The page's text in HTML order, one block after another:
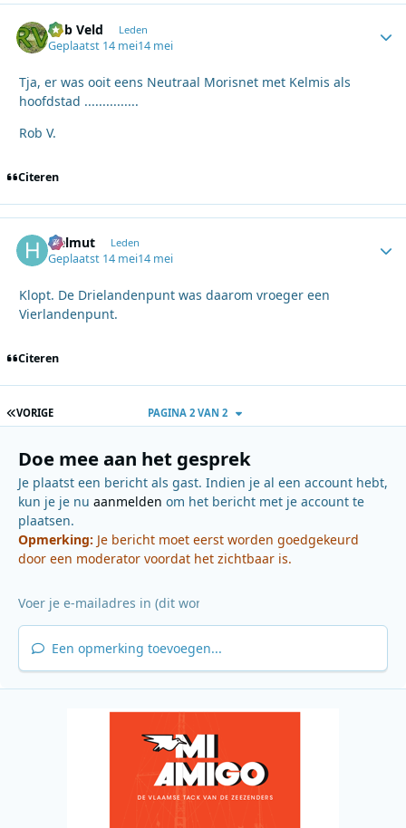
Rob Veld Leden
Geplaatst 14 mei14 mei
Tja, er was ooit eens Neutraal Morisnet met Kelmis als
hoofdstad ...............
Rob V.
Citeren
Helmut Leden
Geplaatst 14 mei14 mei
Klopt. De Drielandenpunt was daarom vroeger een
Vierlandenpunt.
Citeren
EERSTE PAGINA
VORIGE PAGINA 2 VAN 2
Doe mee aan het gesprek
Je plaatst een bericht als gast. Indien je al een account hebt,
kun je je nu aanmelden om het bericht met je account te
plaatsen.
Opmerking: Je bericht moet eerst worden goedgekeurd
door een moderator voordat het zichtbaar is.
Een opmerking toevoegen...